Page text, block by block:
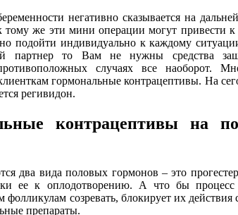
негативно сказывается на
же эти мини операции могут привести
подойти индивидуально к каждому
партнер то Вам не нужны средства
случаях все наоборот.
гормональные контрацептивы. На
регивидон.
контрацептивы на
два вида половых гормонов – это
ее к оплодотворению. А что бы процесс
фолликулам созревать, блокирует их
препараты.